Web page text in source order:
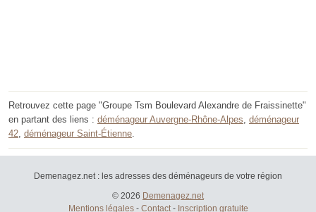
Retrouvez cette page "Groupe Tsm Boulevard Alexandre de Fraissinette"
en partant des liens : déménageur Auvergne-Rhône-Alpes, déménageur
42, déménageur Saint-Étienne.
Demenagez.net : les adresses des déménageurs de votre région
© 2026 Demenagez.net
Mentions légales- Contact- Inscription gratuite